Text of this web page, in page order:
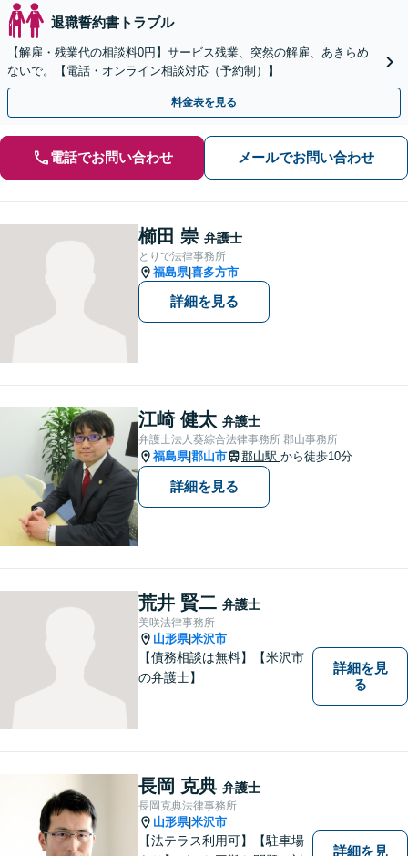
退職誓約書トラブル
【解雇・残業代の相談料0円】サービス残業、突然の解雇、あきらめ
ないで。【電話・オンライン相談対応（予約制）】
料金表を見る
電話でお問い合わせ メールでお問い合わせ
櫛田 崇 弁護士
とりで法律事務所
福島県|喜多方市
詳細を見る
江崎 健太 弁護士
弁護士法人葵綜合法律事務所 郡山事務所
福島県|郡山市 郡山駅 から徒歩10分
詳細を見る
荒井 賢二 弁護士
美咲法律事務所
山形県|米沢市
【債務相談は無料】【米沢市
の弁護士】
詳細を見
る
長岡 克典 弁護士
長岡克典法律事務所
山形県|米沢市
【法テラス利用可】【駐車場
詳細を見